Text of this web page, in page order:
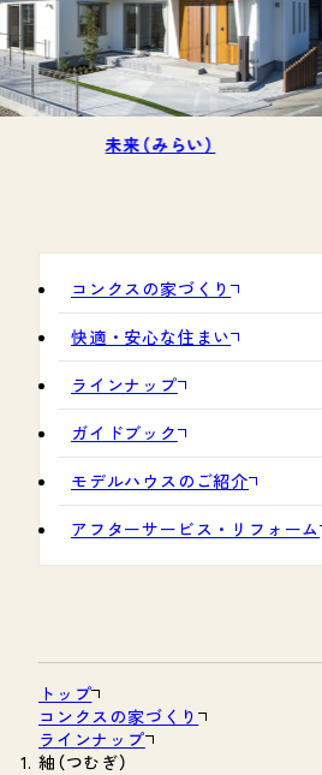
未来（みらい）
コンクスの家づくり
快適・安心な住まい
ラインナップ
ガイドブック
モデルハウスのご紹介
アフターサービス・リフォーム
トップ
コンクスの家づくり
ラインナップ
紬（つむぎ）